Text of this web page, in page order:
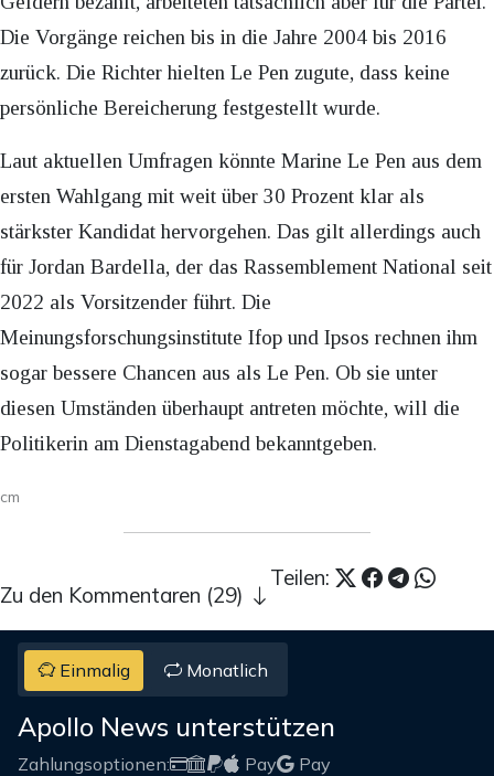
Die Vorgänge reichen bis in die Jahre 2004 bis 2016
zurück. Die Richter hielten Le Pen zugute, dass keine
persönliche Bereicherung festgestellt wurde.
Laut aktuellen Umfragen könnte Marine Le Pen aus dem
ersten Wahlgang mit weit über 30 Prozent klar als
stärkster Kandidat hervorgehen. Das gilt allerdings auch
für Jordan Bardella, der das Rassemblement National seit
2022 als Vorsitzender führt. Die
Meinungsforschungsinstitute Ifop und Ipsos rechnen ihm
sogar bessere Chancen aus als Le Pen. Ob sie unter
diesen Umständen überhaupt antreten möchte, will die
Politikerin am Dienstagabend bekanntgeben.
cm
Teilen:
Zu den Kommentaren (29)
Einmalig Monatlich
Apollo News unterstützen
Zahlungsoptionen: Pay
Pay